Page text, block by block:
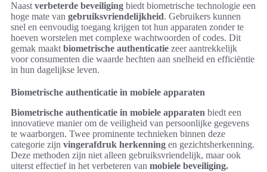
Naast verbeterde beveiliging biedt biometrische technologie een
hoge mate van gebruiksvriendelijkheid. Gebruikers kunnen
snel en eenvoudig toegang krijgen tot hun apparaten zonder te
hoeven worstelen met complexe wachtwoorden of codes. Dit
gemak maakt biometrische authenticatie zeer aantrekkelijk
voor consumenten die waarde hechten aan snelheid en efficiëntie
in hun dagelijkse leven.
Biometrische authenticatie in mobiele apparaten
Biometrische authenticatie in mobiele apparaten biedt een
innovatieve manier om de veiligheid van persoonlijke gegevens
te waarborgen. Twee prominente technieken binnen deze
categorie zijn vingerafdruk herkenning en gezichtsherkenning.
Deze methoden zijn niet alleen gebruiksvriendelijk, maar ook
uiterst effectief in het verbeteren van mobiele beveiliging.